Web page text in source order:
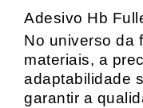
Adesivo Hb
No universo da
materiais, a
adaptabilidade
garantir a